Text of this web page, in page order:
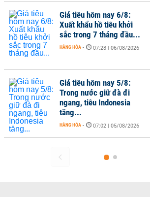
Giá tiêu hôm nay 6/8:
Xuất khẩu hồ tiêu khởi
sắc trong 7 tháng đầu...
HÀNG HÓA - 07:28 | 06/08/2026
Giá tiêu hôm nay 5/8:
Trong nước giữ đà đi
ngang, tiêu Indonesia
tăng...
HÀNG HÓA - 07:02 | 05/08/2026